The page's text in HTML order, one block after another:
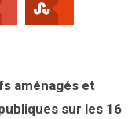
aménagés et
sur les 16